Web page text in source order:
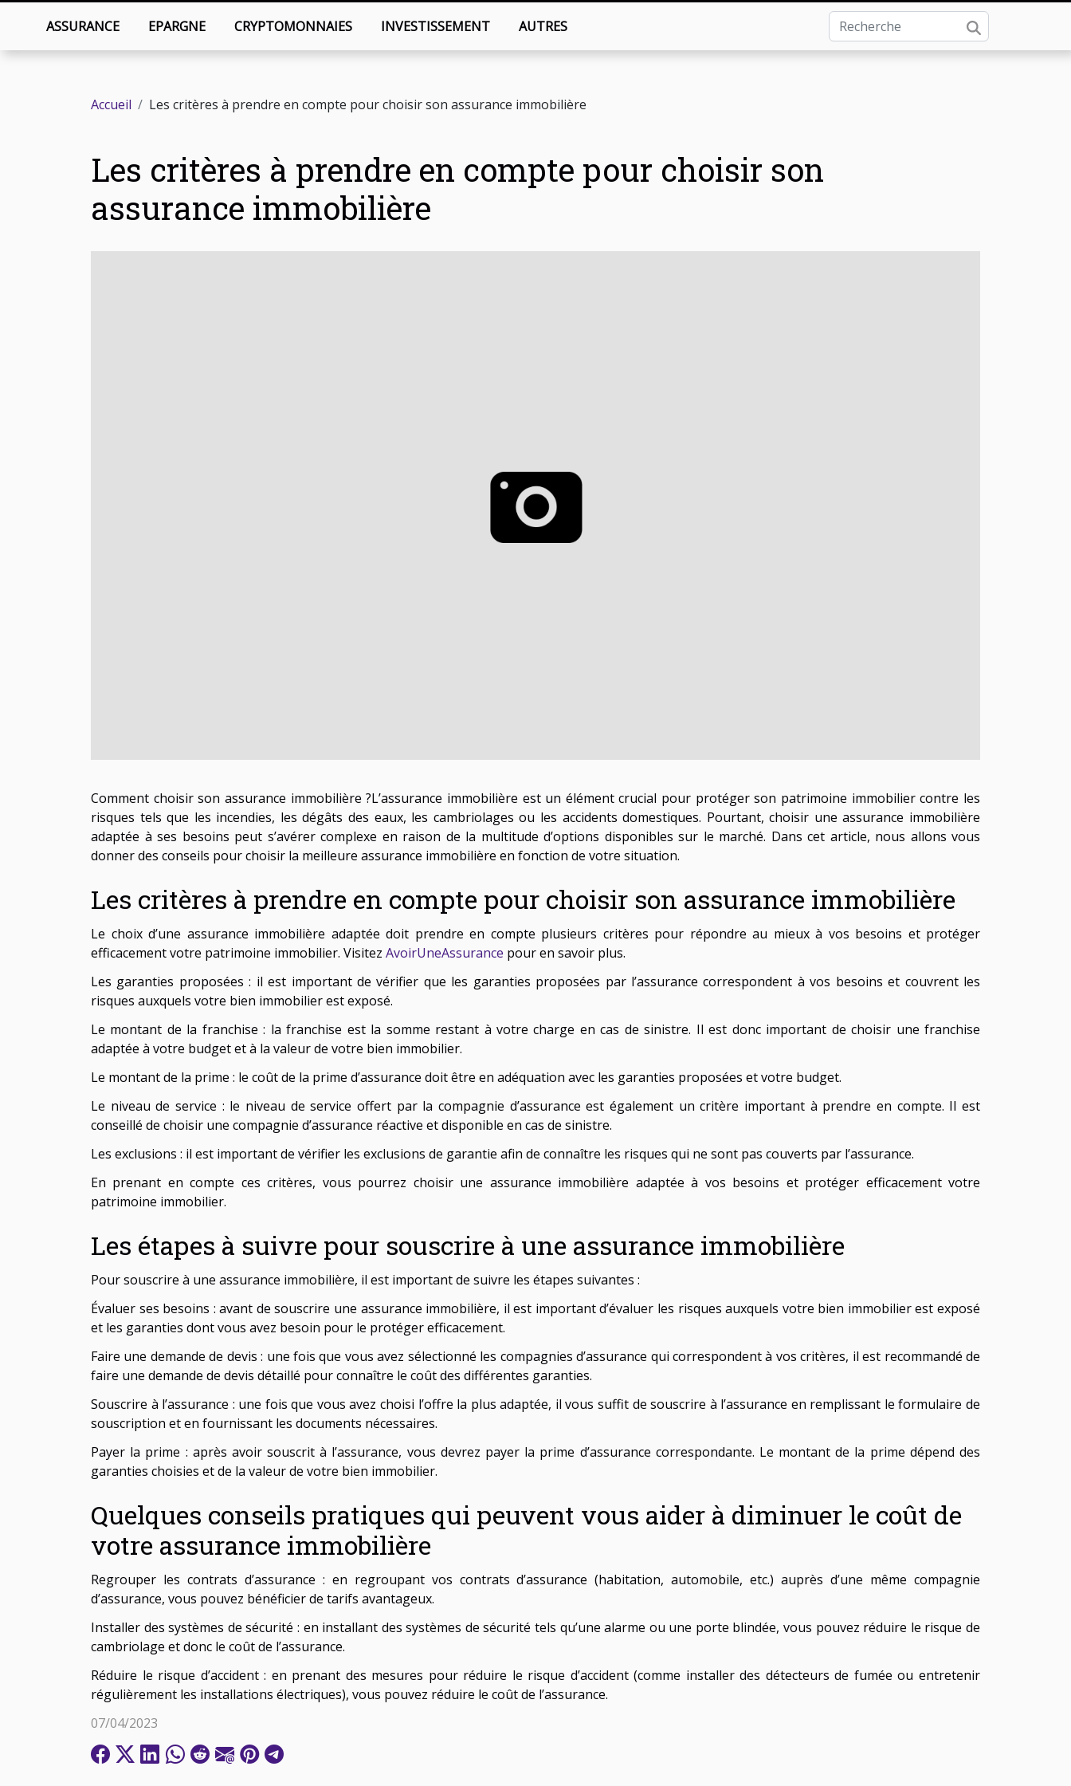
ASSURANCE EPARGNE CRYPTOMONNAIES INVESTISSEMENT AUTRES
Accueil Les critères à prendre en compte pour choisir son assurance immobilière
Les critères à prendre en compte pour choisir son
assurance immobilière
Comment choisir son assurance immobilière ?L’assurance immobilière est un élément crucial pour protéger son patrimoine immobilier contre les
risques tels que les incendies, les dégâts des eaux, les cambriolages ou les accidents domestiques. Pourtant, choisir une assurance immobilière
adaptée à ses besoins peut s’avérer complexe en raison de la multitude d’options disponibles sur le marché. Dans cet article, nous allons vous
donner des conseils pour choisir la meilleure assurance immobilière en fonction de votre situation.
Les critères à prendre en compte pour choisir son assurance immobilière
Le choix d’une assurance immobilière adaptée doit prendre en compte plusieurs critères pour répondre au mieux à vos besoins et protéger
efficacement votre patrimoine immobilier. Visitez AvoirUneAssurance pour en savoir plus.
Les garanties proposées : il est important de vérifier que les garanties proposées par l’assurance correspondent à vos besoins et couvrent les
risques auxquels votre bien immobilier est exposé.
Le montant de la franchise : la franchise est la somme restant à votre charge en cas de sinistre. Il est donc important de choisir une franchise
adaptée à votre budget et à la valeur de votre bien immobilier.
Le montant de la prime : le coût de la prime d’assurance doit être en adéquation avec les garanties proposées et votre budget.
Le niveau de service : le niveau de service offert par la compagnie d’assurance est également un critère important à prendre en compte. Il est
conseillé de choisir une compagnie d’assurance réactive et disponible en cas de sinistre.
Les exclusions : il est important de vérifier les exclusions de garantie afin de connaître les risques qui ne sont pas couverts par l’assurance.
En prenant en compte ces critères, vous pourrez choisir une assurance immobilière adaptée à vos besoins et protéger efficacement votre
patrimoine immobilier.
Les étapes à suivre pour souscrire à une assurance immobilière
Pour souscrire à une assurance immobilière, il est important de suivre les étapes suivantes :
Évaluer ses besoins : avant de souscrire une assurance immobilière, il est important d’évaluer les risques auxquels votre bien immobilier est exposé
et les garanties dont vous avez besoin pour le protéger efficacement.
Faire une demande de devis : une fois que vous avez sélectionné les compagnies d’assurance qui correspondent à vos critères, il est recommandé de
faire une demande de devis détaillé pour connaître le coût des différentes garanties.
Souscrire à l’assurance : une fois que vous avez choisi l’offre la plus adaptée, il vous suffit de souscrire à l’assurance en remplissant le formulaire de
souscription et en fournissant les documents nécessaires.
Payer la prime : après avoir souscrit à l’assurance, vous devrez payer la prime d’assurance correspondante. Le montant de la prime dépend des
garanties choisies et de la valeur de votre bien immobilier.
Quelques conseils pratiques qui peuvent vous aider à diminuer le coût de
votre assurance immobilière
Regrouper les contrats d’assurance : en regroupant vos contrats d’assurance (habitation, automobile, etc.) auprès d’une même compagnie
d’assurance, vous pouvez bénéficier de tarifs avantageux.
Installer des systèmes de sécurité : en installant des systèmes de sécurité tels qu’une alarme ou une porte blindée, vous pouvez réduire le risque de
cambriolage et donc le coût de l’assurance.
Réduire le risque d’accident : en prenant des mesures pour réduire le risque d’accident (comme installer des détecteurs de fumée ou entretenir
régulièrement les installations électriques), vous pouvez réduire le coût de l’assurance.
07/04/2023